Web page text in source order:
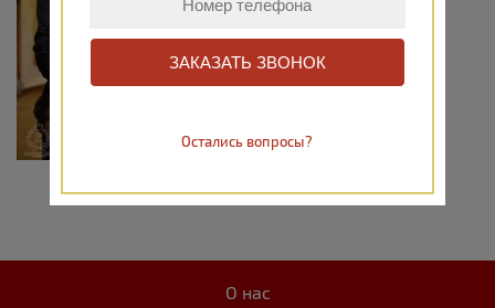
ЗАКАЗАТЬ ЗВОНОК
Остались вопросы?
О нас